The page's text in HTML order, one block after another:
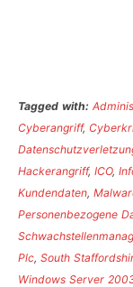
Tagged with:
Cyberangriff,
Hackerangriff, ICO,
Kundendaten,
Personenbezogene
Plc, South
Windows Server